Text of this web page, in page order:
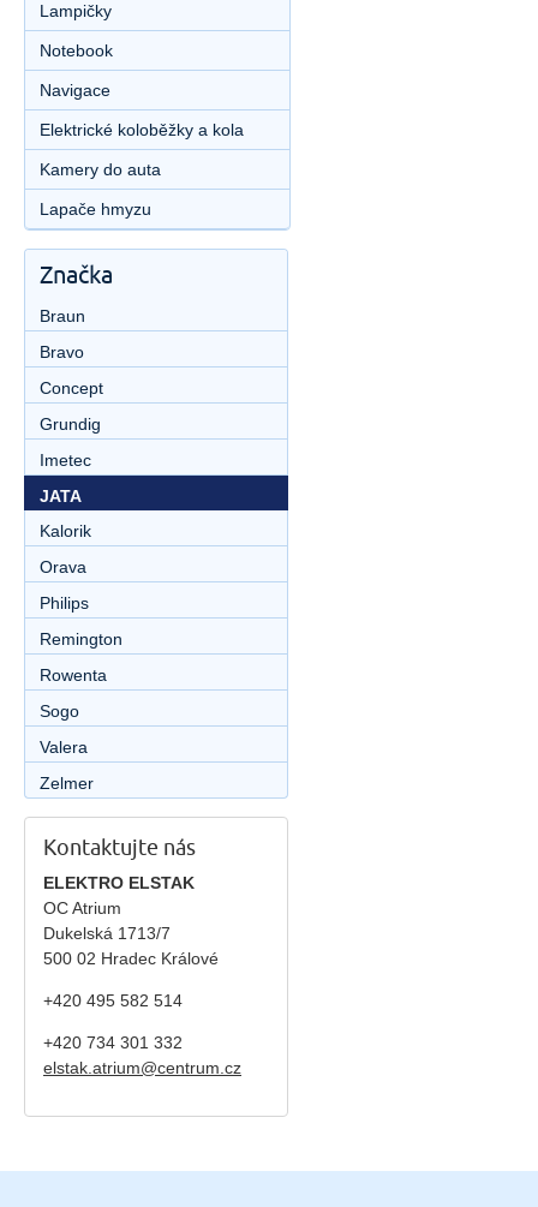
Lampičky
Notebook
Navigace
Elektrické koloběžky a kola
Kamery do auta
Lapače hmyzu
Značka
Braun
Bravo
Concept
Grundig
Imetec
JATA
Kalorik
Orava
Philips
Remington
Rowenta
Sogo
Valera
Zelmer
Kontaktujte nás
ELEKTRO ELSTAK
OC Atrium
Dukelská 1713/7
500 02 Hradec Králové
+420 495 582 514
+420 734 301 332
elstak.atrium@centrum.cz